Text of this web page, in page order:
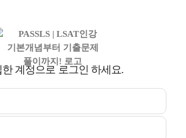
한 계정으로 로그인 하세요.